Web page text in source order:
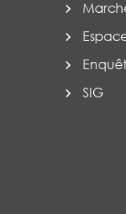
SIG